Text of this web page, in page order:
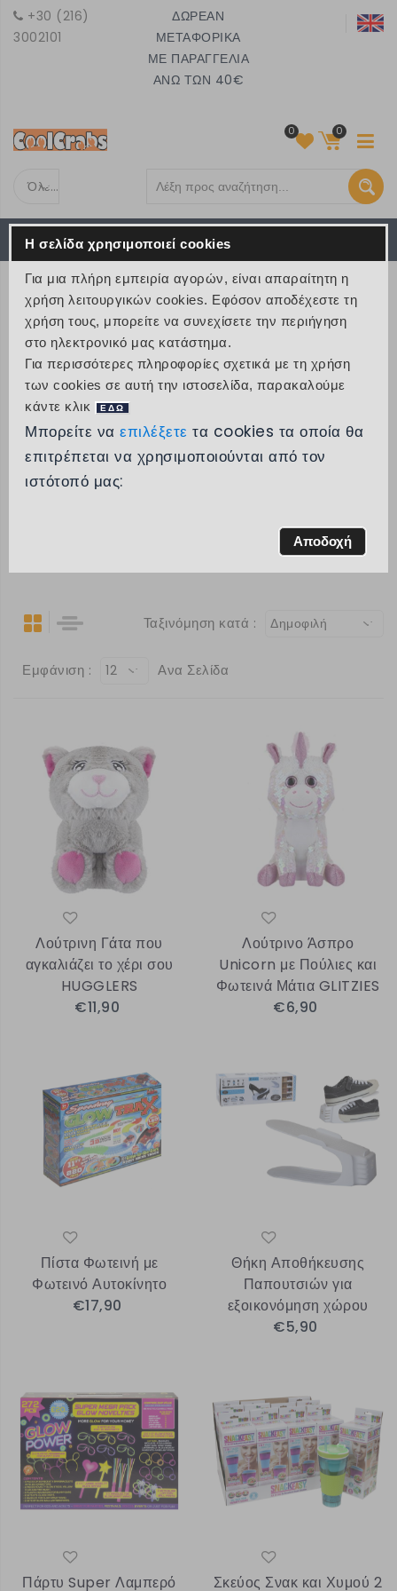
+30 (216)
3002101
ΔΩΡΕΑΝ
ΜΕΤΑΦΟΡΙΚΑ
ΜΕ ΠΑΡΑΓΓΕΛΙΑ
ΑΝΩ ΤΩΝ 40€
Όλες τις κατηγορίες
0 0
€ 0
MENU
ΠΡΟΪΟΝΤΑ
> Προϊόντα
Κατηγορίες
Μάρκα
Ταξινόμηση κατά : Δημοφιλή
Εμφάνιση : 12 Ανα Σελίδα
Λούτρινη Γάτα που
αγκαλιάζει το χέρι σου
HUGGLERS
€11,90
Λούτρινο Άσπρο
Unicorn με Πούλιες και
Φωτεινά Μάτια GLITZIES
€6,90
Πίστα Φωτεινή με
Φωτεινό Αυτοκίνητο
€17,90
Θήκη Αποθήκευσης
Παπουτσιών για
εξοικονόμηση χώρου
€5,90
Πάρτυ Super Λαμπερό Σκεύος Σνακ και Χυμού 2
Η σελίδα χρησιμοποιεί cookies
Για μια πλήρη εμπειρία αγορών, είναι απαραίτητη η
χρήση λειτουργικών cookies. Εφόσον αποδέχεστε τη
χρήση τους, μπορείτε να συνεχίσετε την περιήγηση
στο ηλεκτρονικό μας κατάστημα.
Για περισσότερες πληροφορίες σχετικά με τη χρήση
των cookies σε αυτή την ιστοσελίδα, παρακαλούμε
κάντε κλικ
ΕΔΩ
Μπορείτε να επιλέξετετα cookies τα οποία θα
επιτρέπεται να χρησιμοποιούνται από τον
ιστότοπό μας:
Αποδοχή